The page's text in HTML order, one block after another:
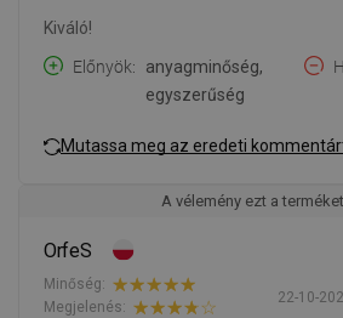
Kiváló!
Előnyök
anyagminőség,
egyszerűség
Mutassa meg az eredeti
A vélemény ezt a
OrfeS
22-10-
Minőség:
Megjelenés: